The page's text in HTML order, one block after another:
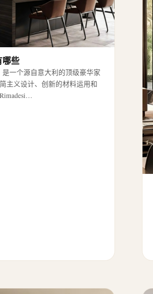
哪些
是一个源自意大利的顶级豪华家
主义设计、创新的材料运用和